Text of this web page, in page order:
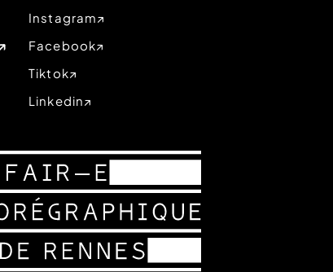
Instagram
Facebook
Tiktok
Linkedin